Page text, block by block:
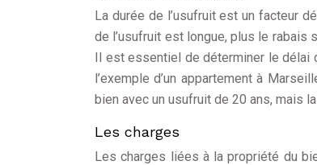
La durée de l’usufruit est un facteur
de l’usufruit est longue, plus le rabais
Il est essentiel de déterminer le délai
l’exemple d’un appartement à
bien avec un usufruit de 20 ans, mais
Les charges
Les charges liées à la propriété du